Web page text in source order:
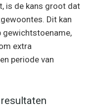
is de kans groot dat
Dit kan
gewichtstoename,
extra
periode van